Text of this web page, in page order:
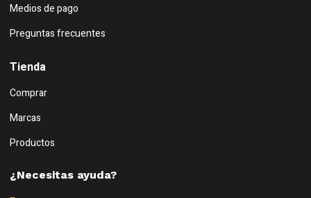
Medios de pago
Preguntas frecuentes
Tienda
Comprar
Marcas
Productos
¿Necesitas ayuda?